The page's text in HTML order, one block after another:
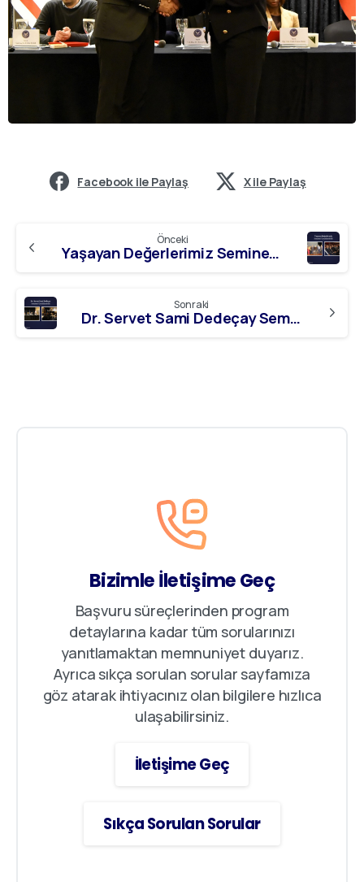
Facebook ile Paylaş X ile Paylaş
Önceki
Yaşayan Değerlerimiz Semineri Gerçekleştirildi
Sonraki
Dr. Servet Sami Dedeçay Semineri Gerçekleştirildi
Bizimle İletişime Geç
Başvuru süreçlerinden program
detaylarına kadar tüm sorularınızı
yanıtlamaktan memnuniyet duyarız.
Ayrıca sıkça sorulan sorular sayfamıza
göz atarak ihtiyacınız olan bilgilere hızlıca
ulaşabilirsiniz.
İletişime Geç
Sıkça Sorulan Sorular